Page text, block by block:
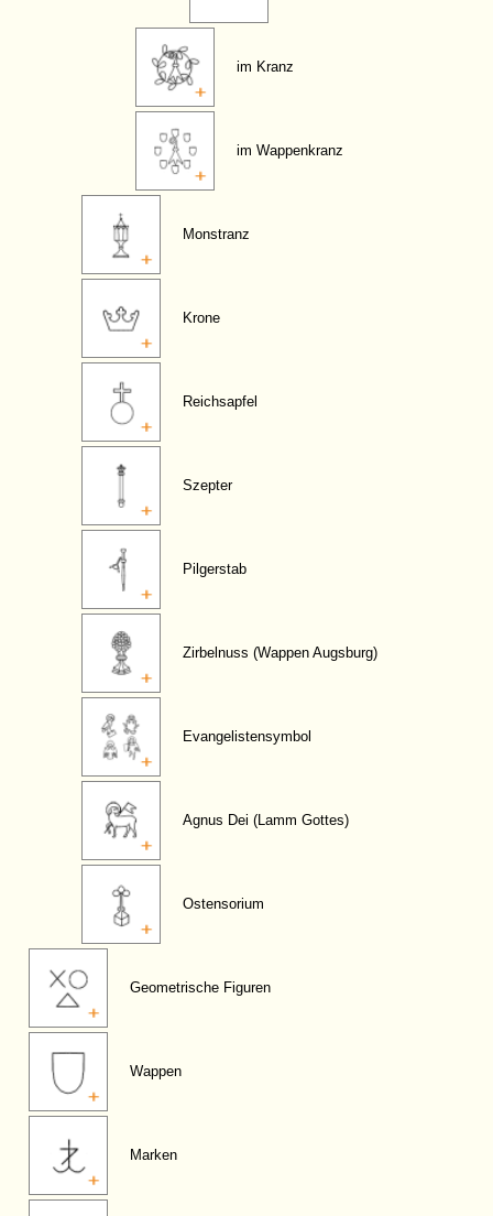
im Kranz
im Wappenkranz
Monstranz
Krone
Reichsapfel
Szepter
Pilgerstab
Zirbelnuss (Wappen Augsburg)
Evangelistensymbol
Agnus Dei (Lamm Gottes)
Ostensorium
Geometrische Figuren
Wappen
Marken